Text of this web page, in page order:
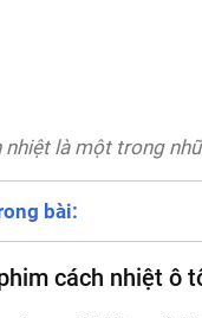
nhiệt là một trong
bài:
cách nhiệt ô